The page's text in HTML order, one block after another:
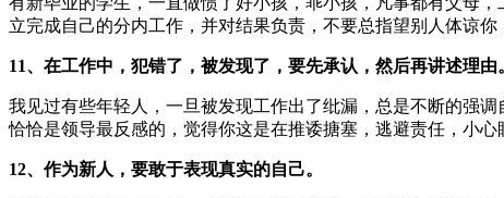
立完成自己的分内工作，并对结果负责，不要总指望别人体谅
11、在工作中，犯错了，被发现了，要先承认，然后再讲述理由
我见过有些年轻人，一旦被发现工作出了纰漏，总是不断的强
恰恰是领导最反感的，觉得你这是在推诿搪塞，逃避责任，小
12、作为新人，要敢于表现真实的自己。